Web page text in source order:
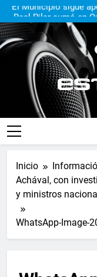
Real Pilar sumó en
Murió Jorge
El Municipio
El Municipio sigue
Real Pilar sumó en
Murió Jorge
FM
Inicio
Achával, con
y ministros
WhatsApp-Image-